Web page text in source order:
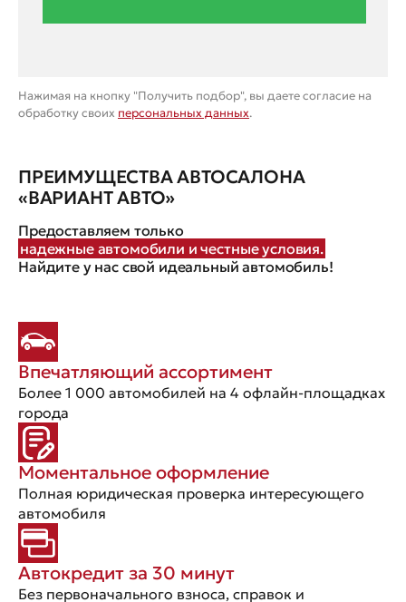
Нажимая на кнопку "Получить подбор", вы даете согласие на
обработку своих персональных данных.
ПРЕИМУЩЕСТВА АВТОСАЛОНА
«ВАРИАНТ АВТО»
Предоставляем только
надежные автомобили и честные условия.
Найдите у нас свой идеальный автомобиль!
Впечатляющий ассортимент
Более 1 000 автомобилей на 4 офлайн-площадках
города
Моментальное оформление
Полная юридическая проверка интересующего
автомобиля
Автокредит за 30 минут
Без первоначального взноса, справок и